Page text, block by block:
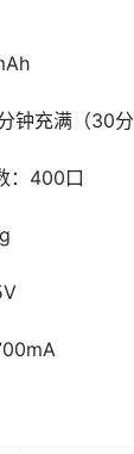
钟充满（30
：400口